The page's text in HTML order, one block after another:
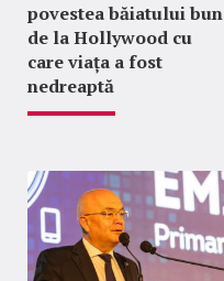
povestea băiatului bun
de la Hollywood cu
care viața a fost
nedreaptă